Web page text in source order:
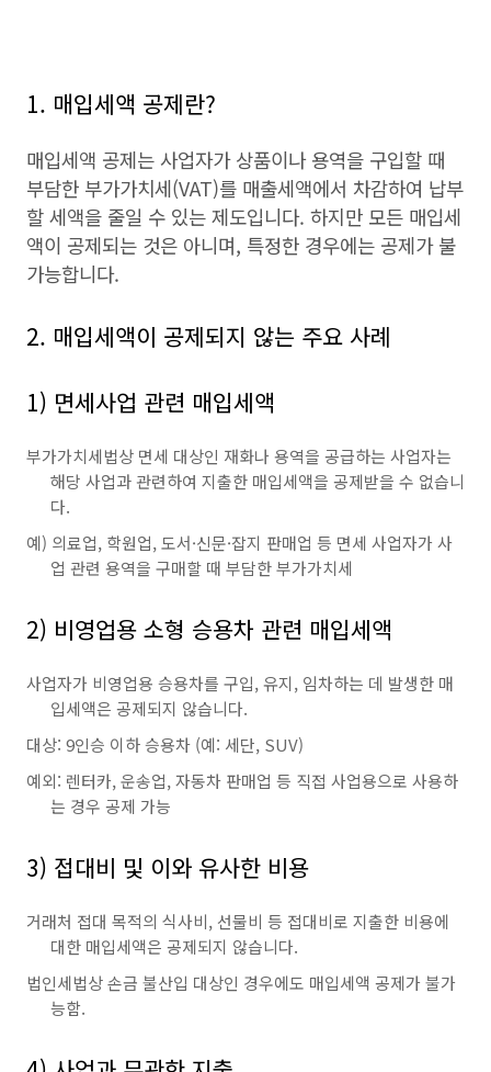
1. 매입세액 공제란?
매입세액 공제는 사업자가 상품이나 용역을 구입할 때
부담한 부가가치세(VAT)를 매출세액에서 차감하여 납부
할 세액을 줄일 수 있는 제도입니다. 하지만 모든 매입세
액이 공제되는 것은 아니며, 특정한 경우에는 공제가 불
가능합니다.
2. 매입세액이 공제되지 않는 주요 사례
1) 면세사업 관련 매입세액
부가가치세법상 면세 대상인 재화나 용역을 공급하는 사업자는
해당 사업과 관련하여 지출한 매입세액을 공제받을 수 없습니
다.
예) 의료업, 학원업, 도서·신문·잡지 판매업 등 면세 사업자가 사
업 관련 용역을 구매할 때 부담한 부가가치세
2) 비영업용 소형 승용차 관련 매입세액
사업자가 비영업용 승용차를 구입, 유지, 임차하는 데 발생한 매
입세액은 공제되지 않습니다.
대상: 9인승 이하 승용차 (예: 세단, SUV)
예외: 렌터카, 운송업, 자동차 판매업 등 직접 사업용으로 사용하
는 경우 공제 가능
3) 접대비 및 이와 유사한 비용
거래처 접대 목적의 식사비, 선물비 등 접대비로 지출한 비용에
대한 매입세액은 공제되지 않습니다.
법인세법상 손금 불산입 대상인 경우에도 매입세액 공제가 불가
능함.